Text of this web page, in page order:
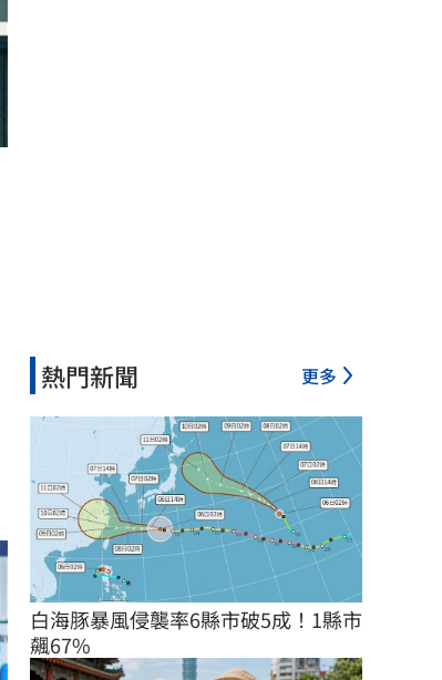
熱門新聞 更多
白海豚暴風侵襲率6縣市破5成！1縣市
飆67%